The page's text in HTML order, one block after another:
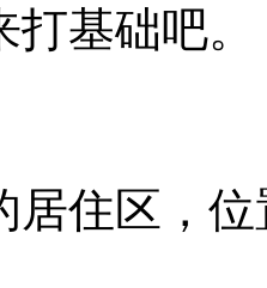
基础吧。
居住区，